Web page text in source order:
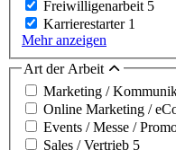
Freiwilligenarbeit 5
Karrierestarter 1
Mehr anzeigen
Art der Arbeit
Marketing /
Online Marketing /
Events / Messe /
Sales / Vertrieb 5